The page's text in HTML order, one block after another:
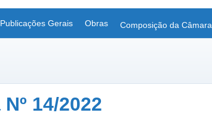
Publicações Gerais Obras Composição da Câmara
14/2022